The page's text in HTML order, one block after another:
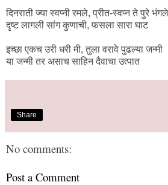
दिनराती ज्या स्वप्नी रमले, प्रीत-स्वप्न ते पुरे भंगले
दृष्ट लागली सांग कुणाची, फसला सारा घाट
इच्छा एकच उरी धरी मी, तुला वरावे पुढल्या जन्मी
या जन्मी तर असाच साहिन दैवाचा उत्पात
Share
No comments:
Post a Comment